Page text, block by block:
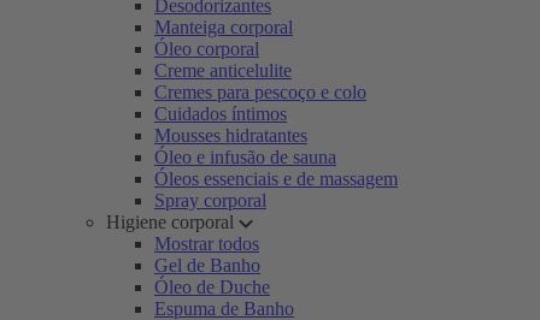
Desodorizantes
Manteiga corporal
Óleo corporal
Creme anticelulite
Cremes para pescoço e colo
Cuidados íntimos
Mousses hidratantes
Óleo e infusão de sauna
Óleos essenciais e de massagem
Spray corporal
Higiene corporal
Mostrar todos
Gel de Banho
Óleo de Duche
Espuma de Banho